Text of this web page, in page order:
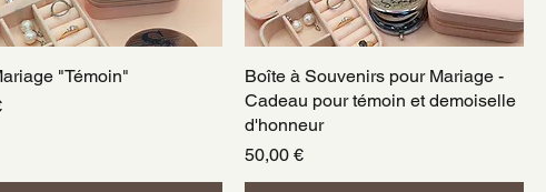
Aperçu rapide
"Témoin"
Aperçu rapide
Boîte à Souvenirs pour Mariage -
Cadeau pour témoin et demoiselle
d'honneur
Prix
50,00 €